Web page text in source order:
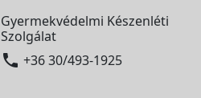
Gyermekvédelmi Készenléti
Szolgálat
 +36 30/493-1925